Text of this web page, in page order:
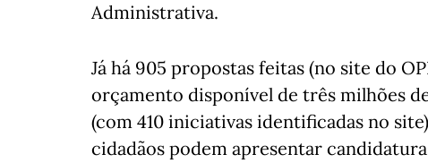
Administrativa.
Já há 905 propostas feitas (no site do
orçamento disponível de três milhões
(com 410 iniciativas identificadas no
cidadãos podem apresentar